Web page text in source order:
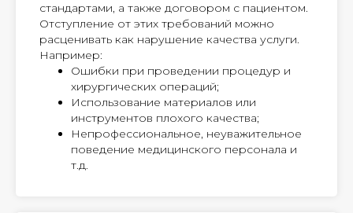
стандартами, а также договором с пациентом.
Отступление от этих требований можно
расценивать как нарушение качества услуги.
Например:
Ошибки при проведении процедур и
хирургических операций;
Использование материалов или
инструментов плохого качества;
Непрофессиональное, неуважительное
поведение медицинского персонала и
т.д.